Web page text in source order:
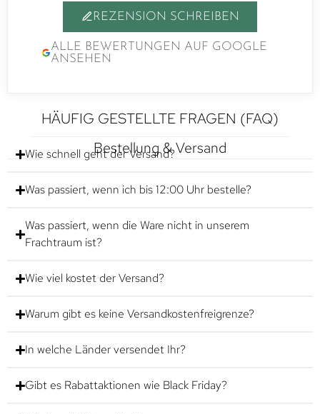
REZENSION SCHREIBEN
ALLE BEWERTUNGEN AUF GOOGLE
ANSEHEN
HÄUFIG GESTELLTE FRAGEN (FAQ)
Bestellung & Versand
Wie schnell geht der Versand?
Was passiert, wenn ich bis 12:00 Uhr bestelle?
Was passiert, wenn die Ware nicht in unserem
Frachtraum ist?
Wie viel kostet der Versand?
Warum gibt es keine Versandkostenfreigrenze?
In welche Länder versendet Ihr?
Gibt es Rabattaktionen wie Black Friday?